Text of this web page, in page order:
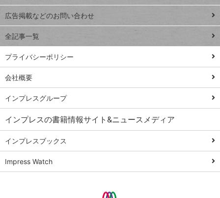
閉じ
る
トイアンナ流仕
事術
PowerAutomate
ではじめる業務
の完全自動化
AI議事録作成術
Windows 11
Q&A
Teams踏み込み
活用術
Excel講師の仕事
術
広告掲載などのお問い合わせ
全記事一覧
プライバシーポリシー
会社概要
インプレスグループ
インプレスの書籍情報サイト&ニュースメディア
インプレスブックス
Impress Watch